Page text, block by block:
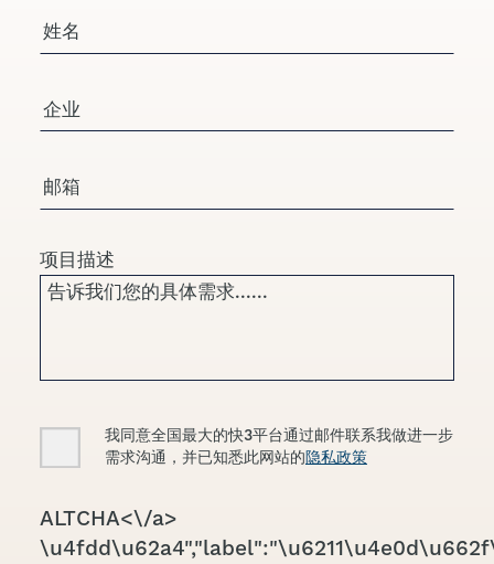
您的姓名
公司/组织
电子邮箱
项目描述
Consent
我同意全国最大的快3平台通过邮件联系我做进一步
需求沟通，并已知悉此网站的隐私政策
CAPTCHA
ALTCHA<\/a>